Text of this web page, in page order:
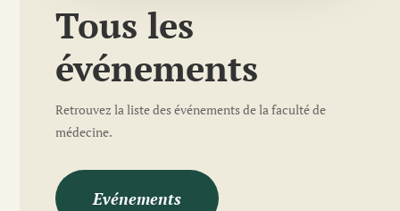
Tous les
événements
Retrouvez la liste des événements de la faculté de
médecine.
Evénements